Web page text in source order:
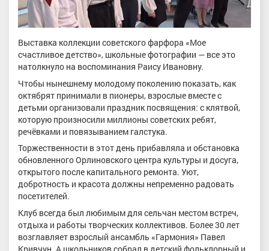
Выставка коллекции советского фарфора «Мое
счастливое детство», школьные фотографии — все это
натолкнуло на воспоминания Раису Ивановну.
Чтобы нынешнему молодому поколению показать, как
октябрят принимали в пионеры, взрослые вместе с
детьми организовали праздник посвящения: с клятвой,
которую произносили миллионы советских ребят,
речёвками и повязыванием галстука.
Торжественности в этот день прибавляла и обстановка
обновленного Орлиновского центра культуры и досуга,
открытого после капитального ремонта. Уют,
добротность и красота должны непременно радовать
посетителей.
Клуб всегда был любимым для сельчан местом встреч,
отдыха и работы творческих коллективов. Более 30 лет
возглавляет взрослый ансамбль «Гармония» Павел